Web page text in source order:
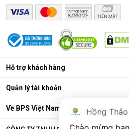
Điều hòa di động
Các chức năng chính của máy
hút ẩm và lọc khí. Bên cạnh đó,
trang bị thêm khá nhiều tính năng
giờ, khóa trẻ em, remote, kết nối
Ưu điểm vượt trội của
Đáp ứng tốt nhu cầu làm mát, dễ
Hỗ trợ khách hàng
Quản lý tài khoản
Về BPS Việt Nam
Hồng